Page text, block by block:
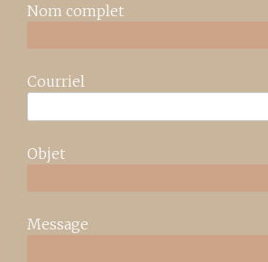
Nom complet
Courriel
Objet
Message